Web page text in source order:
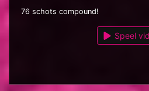
76 schots compound!
Speel